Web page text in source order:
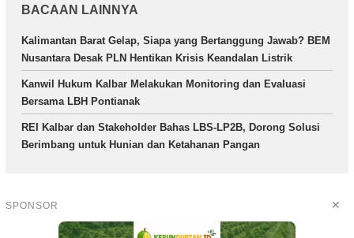
BACAAN LAINNYA
Kalimantan Barat Gelap, Siapa yang Bertanggung Jawab? BEM
Nusantara Desak PLN Hentikan Krisis Keandalan Listrik
Kanwil Hukum Kalbar Melakukan Monitoring dan Evaluasi
Bersama LBH Pontianak
REI Kalbar dan Stakeholder Bahas LBS-LP2B, Dorong Solusi
Berimbang untuk Hunian dan Ketahanan Pangan
SPONSOR ✕